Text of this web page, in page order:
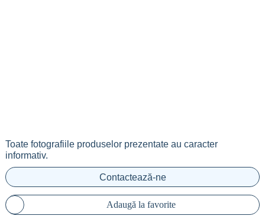
Toate fotografiile produselor prezentate au caracter
informativ.
Contactează-ne
Adaugă la favorite